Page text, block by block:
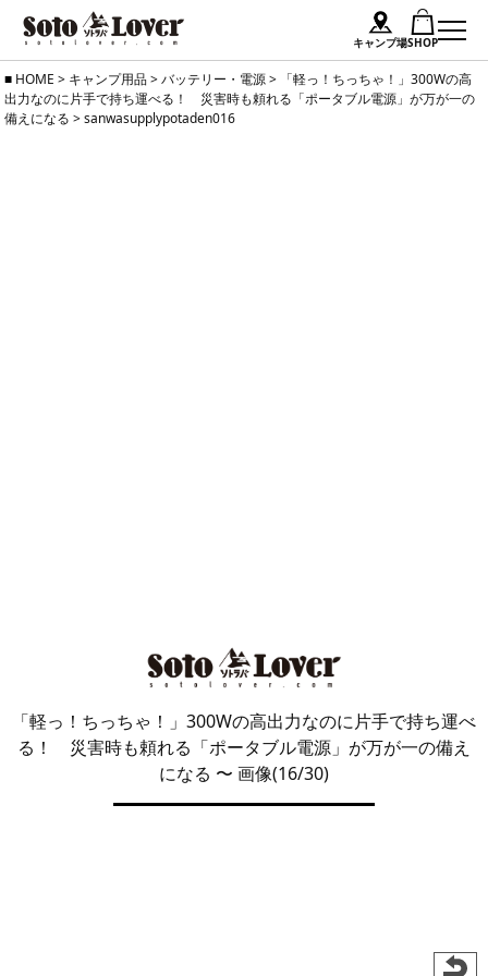
キャンプ場SHOP
Skip
to
content
HOME > キャンプ用品>バッテリー・電源> 「軽っ！ちっちゃ！」300Wの高
出力なのに片手で持ち運べる！ 災害時も頼れる「ポータブル電源」が万が一の
備えになる >sanwasupplypotaden016
「軽っ！ちっちゃ！」300Wの高出力なのに片手で持ち運べ
る！ 災害時も頼れる「ポータブル電源」が万が一の備え
になる 〜 画像(16/30)